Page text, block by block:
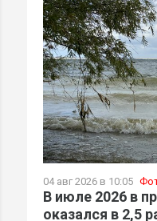
04 авг 2026 в 10:05
В июле 2026 в
оказался в 2,5